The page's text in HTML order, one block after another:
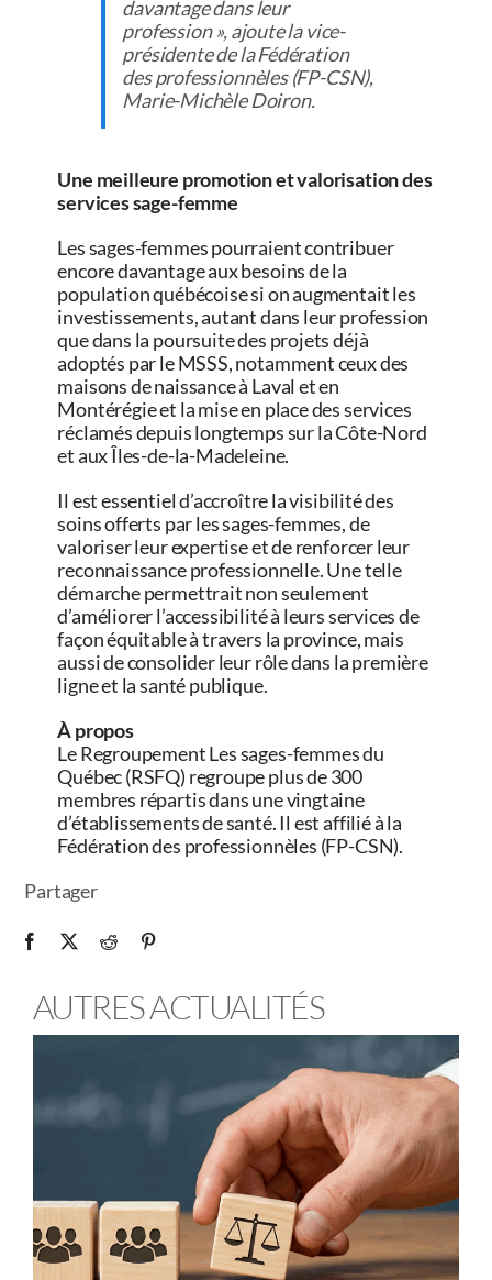
davantage dans leur
profession », ajoute la vice-
présidente de la Fédération
des professionnèles (FP-CSN),
Marie-Michèle Doiron.
Une meilleure promotion et valorisation des
services sage-femme
Les sages-femmes pourraient contribuer
encore davantage aux besoins de la
population québécoise si on augmentait les
investissements, autant dans leur profession
que dans la poursuite des projets déjà
adoptés par le MSSS, notamment ceux des
maisons de naissance à Laval et en
Montérégie et la mise en place des services
réclamés depuis longtemps sur la Côte-Nord
et aux Îles-de-la-Madeleine.
Il est essentiel d’accroître la visibilité des
soins offerts par les sages-femmes, de
valoriser leur expertise et de renforcer leur
reconnaissance professionnelle. Une telle
démarche permettrait non seulement
d’améliorer l’accessibilité à leurs services de
façon équitable à travers la province, mais
aussi de consolider leur rôle dans la première
ligne et la santé publique.
À propos
Le Regroupement Les sages-femmes du
Québec (RSFQ) regroupe plus de 300
membres répartis dans une vingtaine
d’établissements de santé. Il est affilié à la
Fédération des professionnèles (FP-CSN).
Partager
AUTRES ACTUALITÉS